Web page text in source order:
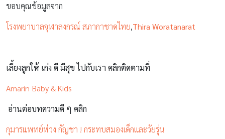
ขอบคุณข้อมูลจาก
โรงพยาบาลจุฬาลงกรณ์ สภากาชาดไทย,Thira Woratanarat
เลี้ยงลูกให้ เก่ง ดี มีสุข ไปกับเรา คลิกติดตามที่
Amarin Baby & Kids
อ่านต่อบทความดี ๆ คลิก
กุมารแพทย์ห่วง กัญชา ! กระทบสมองเด็กและวัยรุ่น